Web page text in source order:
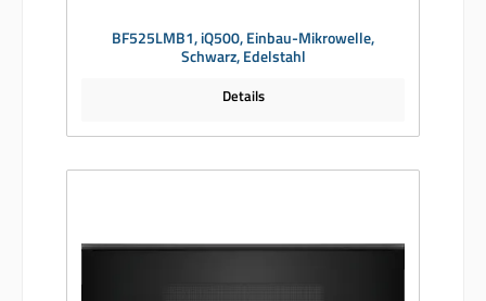
BF525LMB1, iQ500, Einbau-Mikrowelle,
Schwarz, Edelstahl
Details